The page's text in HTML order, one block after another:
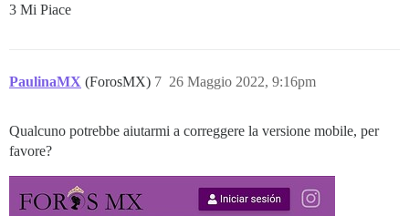
3 Mi Piace
PaulinaMX (ForosMX) 26 Maggio 2022, 9:16pm
7
Qualcuno potrebbe aiutarmi a correggere la versione mobile, per
favore?